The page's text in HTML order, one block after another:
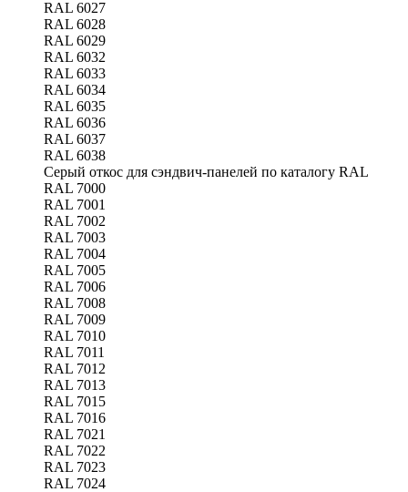
RAL 6027
RAL 6028
RAL 6029
RAL 6032
RAL 6033
RAL 6034
RAL 6035
RAL 6036
RAL 6037
RAL 6038
Серый откос для сэндвич-панелей по каталогу RAL
RAL 7000
RAL 7001
RAL 7002
RAL 7003
RAL 7004
RAL 7005
RAL 7006
RAL 7008
RAL 7009
RAL 7010
RAL 7011
RAL 7012
RAL 7013
RAL 7015
RAL 7016
RAL 7021
RAL 7022
RAL 7023
RAL 7024